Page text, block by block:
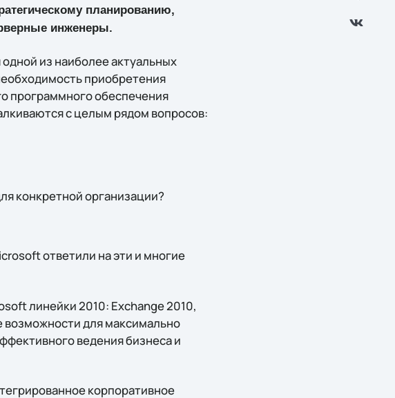
планированию,
инженеры.
из наиболее актуальных
приобретения
программного обеспечения
с целым рядом вопросов:
конкретной организации?
ответили на эти и многие
линейки 2010: Exchange 2010,
для максимально
ведения бизнеса и
корпоративное